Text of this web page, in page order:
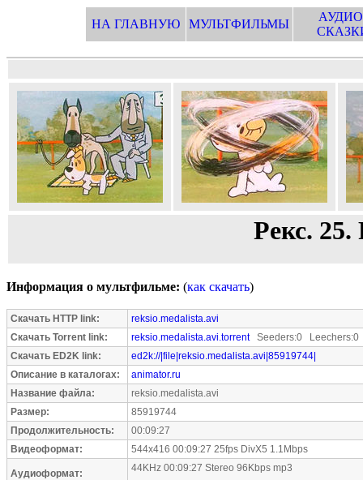
НА ГЛАВНУЮ МУЛЬТФИЛЬМЫ
Рекс. 25.
Информация о мультфильме: (как скачать)
Скачать HTTP link:
reksio.medalista.avi
Скачать Torrent link:
reksio.medalista.avi.torrentSeeders:0 Leechers:0
Скачать ED2K link:
ed2k://|file|reksio.medalista.avi|85919744|
Описание в каталогах:
animator.ru
Название файла:
reksio.medalista.avi
Размер:
85919744
Продолжительность:
00:09:27
Видеоформат:
544x416 00:09:27 25fps DivX5 1.1Mbps
Аудиоформат: 44KHz 00:09:27 Stereo 96Kbps mp3